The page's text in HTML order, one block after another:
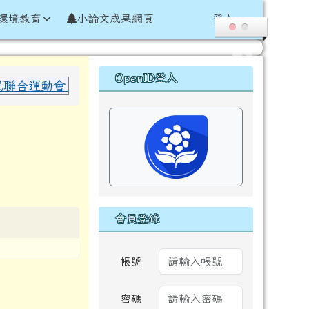
境教育 小論文成果網頁 登入
合運動會」於國小女子組 60 公尺田徑項目 榮獲 決
右邊區域內容
OpenID登入
會員登錄
帳號
密碼